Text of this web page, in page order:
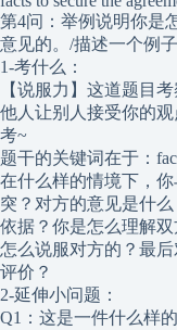
第4问：举例说明你是
意见的。/描述一个例
1-考什么：
【说服力】这道题目
他人让别人接受你的观
考~
题干的关键词在于：
在什么样的情境下，
突？对方的意见是什
依据？你是怎么理解
怎么说服对方的？最
评价？
2-延伸小问题：
Q1：这是一件什么样